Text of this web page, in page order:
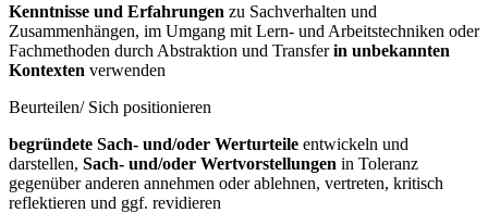
Kenntnisse und Erfahrungen zu Sachverhalten und
Zusammenhängen, im Umgang mit Lern- und Arbeitstechniken oder
Fachmethoden durch Abstraktion und Transferin unbekannten
Kontexten verwenden
Beurteilen/ Sich positionieren
begründete Sach- und/oder Werturteile entwickeln und
darstellen, Sach- und/oder Wertvorstellungen in Toleranz
gegenüber anderen annehmen oder ablehnen, vertreten, kritisch
reflektieren und ggf. revidieren